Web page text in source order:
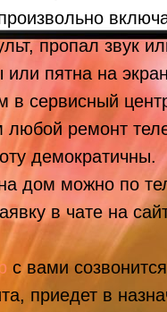
пропал звук
или пятна на
в сервисный
ремонт
демократичны.
дом можно по
в чате на
с вами
приедет в